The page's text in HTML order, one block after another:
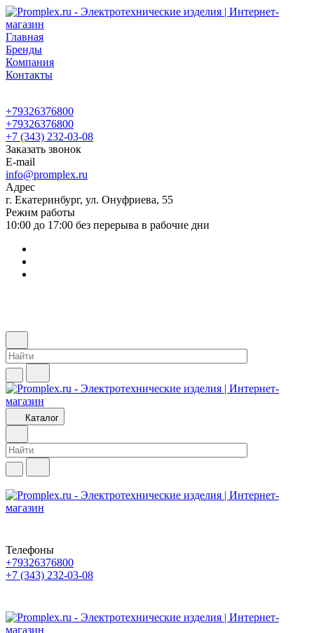
Главная
Бренды
Компания
Контакты
+79326376800
+79326376800
+7 (343) 232-03-08
Заказать звонок
E-mail
info@promplex.ru
Адрес
г. Екатеринбург, ул. Онуфриева, 55
Режим работы
10:00 до 17:00 без перерыва в рабочие дни
Каталог
Телефоны
+79326376800
+7 (343) 232-03-08